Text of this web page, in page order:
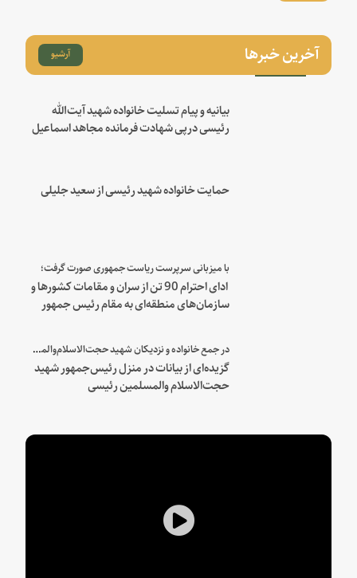
آخرین خبرها آرشیو
بیانیه و پیام تسلیت خانواده شهید آیت‌الله
رئیسی درپی شهادت فرمانده مجاهد اسماعیل
حمایت خانواده شهید رئیسی از سعید جلیلی
با میزبانی سرپرست ریاست جمهوری صورت گرفت؛
ادای احترام 90 تن از سران و مقامات کشورها و
سازمان‌های منطقه‌ای به مقام رئیس جمهور
در جمع خانواده و نزدیکان شهید حجت‌الاسلام‌والمسلمین رئیسی:
گزیده‌ای از بیانات در منزل رئیس‌جمهور شهید
حجت‌الاسلام والمسلمین رئیسی
Play